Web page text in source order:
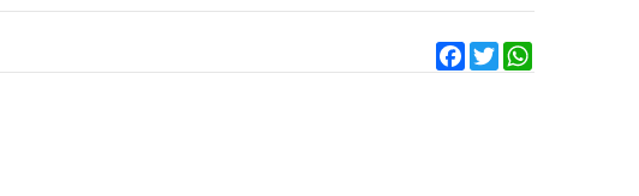
Facebook
Twitter